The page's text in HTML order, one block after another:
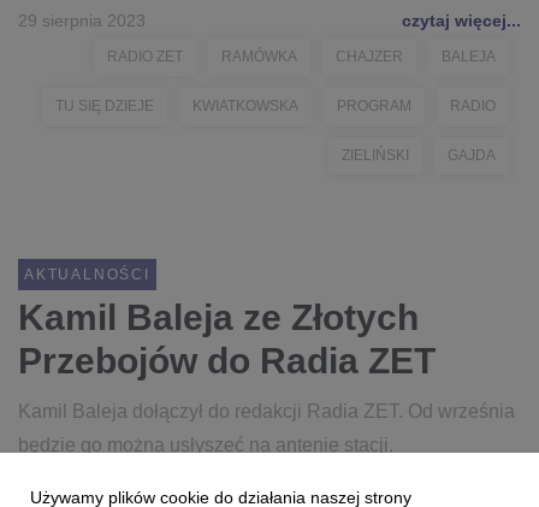
29 sierpnia 2023 czytaj więcej...
RADIO ZET RAMÓWKA CHAJZER BALEJA
TU SIĘ DZIEJE KWIATKOWSKA PROGRAM RADIO
ZIELIŃSKI GAJDA
AKTUALNOŚCI
Kamil Baleja ze Złotych
Przebojów do Radia ZET
Kamil Baleja dołączył do redakcji Radia ZET. Od września
będzie go można usłyszeć na antenie stacji.
Używamy plików cookie do działania naszej strony